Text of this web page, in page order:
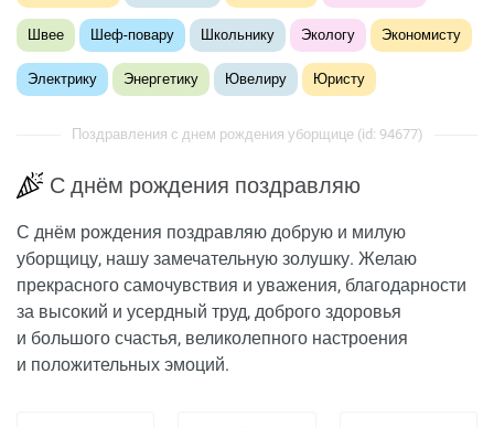
Швее Шеф-повару Школьнику Экологу Экономисту
Электрику Энергетику Ювелиру Юристу
Поздравления с днем рождения уборщице (id: 94677)
С днём рождения поздравляю
С днём рождения поздравляю добрую и милую
уборщицу, нашу замечательную золушку. Желаю
прекрасного самочувствия и уважения, благодарности
за высокий и усердный труд, доброго здоровья
и большого счастья, великолепного настроения
и положительных эмоций.